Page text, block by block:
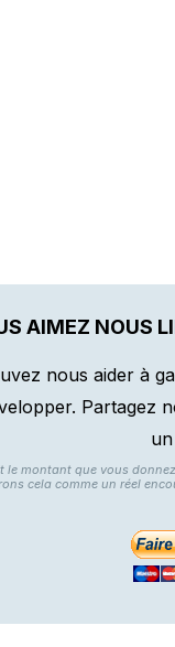
AIMEZ NOUS
nous aider à
Partagez
le montant que vous
cela comme un réel